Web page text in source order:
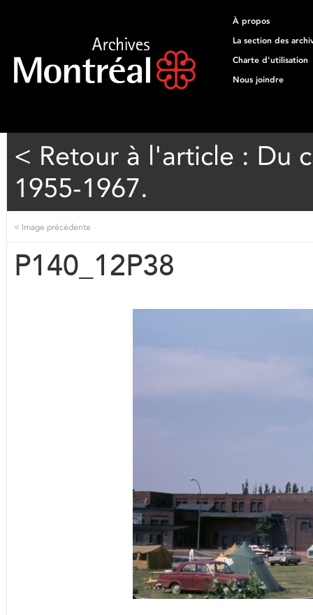
À propos
La section des
Charte d'utilisation
Nous joindre
< Retour à l'article : Du
1955-1967.
< Image précédente
P140_12P38